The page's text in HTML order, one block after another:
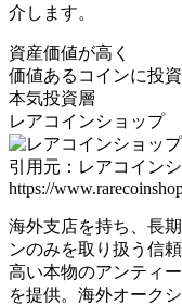
介します。
資産価値が高く
価値あるコインに投
本気投資層
レアコインショップ
引用元：レアコイン
https://
海外支店を持ち、長
ンのみを取り扱う 信
高い本物のアンティ
を提供。海外オーク